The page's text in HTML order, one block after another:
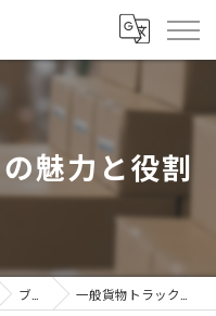
魅力と役割
ブログ 一般貨物トラックの魅力と役割